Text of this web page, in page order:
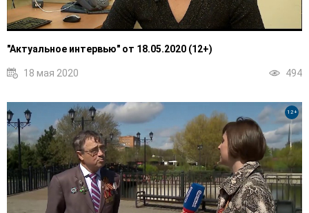
"Актуальное интервью" от 18.05.2020 (12+)
18 мая 2020 494
12+